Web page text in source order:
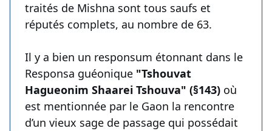
traités de Mishna sont tous saufs et
réputés complets, au nombre de 63.
Il y a bien un responsum étonnant dans le
Responsa guéonique "Tshouvat
Hagueonim Shaarei Tshouva" (§143) où
est mentionnée par le Gaon la rencontre
d’un vieux sage de passage qui possédait